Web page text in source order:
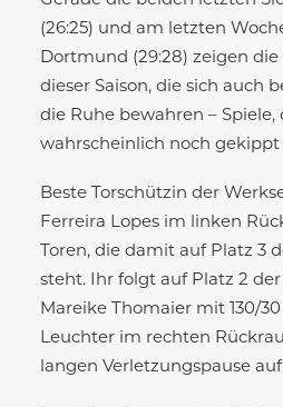
(26:25) und am letzten
Dortmund (29:28) zeigen
dieser Saison, die sich auch
die Ruhe bewahren –
wahrscheinlich noch gekippt
Beste Torschützin der
Ferreira Lopes im linken
Toren, die damit auf Platz 3
steht. Ihr folgt auf Platz 2
Mareike Thomaier mit 130/30
Leuchter im rechten
langen Verletzungspause